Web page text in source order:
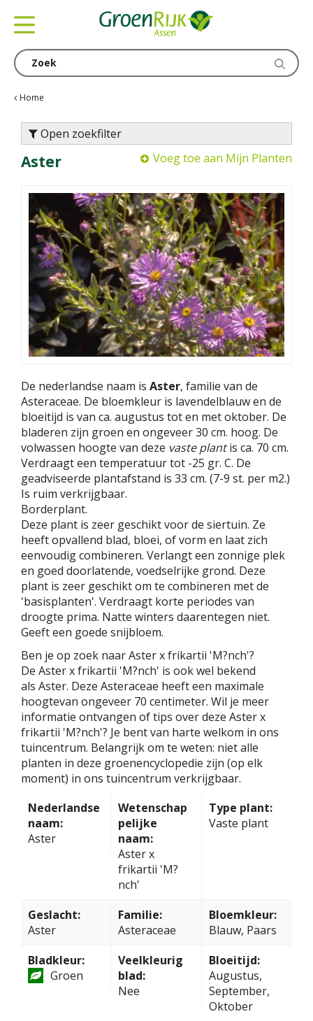
Home
Open zoekfilter
Aster Voeg toe aan Mijn Planten
De nederlandse naam is Aster, familie van de
Asteraceae. De bloemkleur is lavendelblauw en de
bloeitijd is van ca. augustus tot en met oktober. De
bladeren zijn groen en ongeveer 30 cm. hoog. De
volwassen hoogte van deze vaste plantis ca. 70 cm.
Verdraagt een temperatuur tot -25 gr. C. De
geadviseerde plantafstand is 33 cm. (7-9 st. per m2.)
Is ruim verkrijgbaar.
Borderplant.
Deze plant is zeer geschikt voor de siertuin. Ze
heeft opvallend blad, bloei, of vorm en laat zich
eenvoudig combineren. Verlangt een zonnige plek
en goed doorlatende, voedselrijke grond. Deze
plant is zeer geschikt om te combineren met de
'basisplanten'. Verdraagt korte periodes van
droogte prima. Natte winters daarentegen niet.
Geeft een goede snijbloem.
Ben je op zoek naar Aster x frikartii 'M?nch'?
De Aster x frikartii 'M?nch' is ook wel bekend
als Aster. Deze Asteraceae heeft een maximale
hoogtevan ongeveer 70 centimeter. Wil je meer
informatie ontvangen of tips over deze Aster x
frikartii 'M?nch'? Je bent van harte welkom in ons
tuincentrum. Belangrijk om te weten: niet alle
planten in deze groenencyclopedie zijn (op elk
moment) in ons tuincentrum verkrijgbaar.
Nederlandse
naam:
Aster
Wetenschap
pelijke
naam:
Aster x
frikartii 'M?
nch'
Type plant:
Vaste plant
Geslacht:
Aster
Familie:
Asteraceae
Bloemkleur:
Blauw, Paars
Bladkleur:
Groen
Veelkleurig
blad:
Nee
Bloeitijd:
Augustus,
September,
Oktober